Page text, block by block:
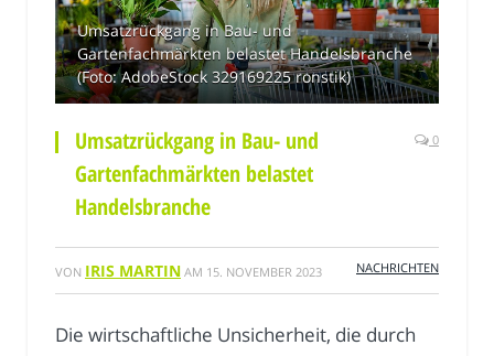
Umsatzrückgang in Bau- und
Gartenfachmärkten belastet Handelsbranche
(Foto: AdobeStock 329169225 ronstik)
Umsatzrückgang in Bau- und
Gartenfachmärkten belastet
Handelsbranche
0
VON IRIS MARTIN AM 15. NOVEMBER 2023 NACHRICHTEN
Die wirtschaftliche Unsicherheit, die durch